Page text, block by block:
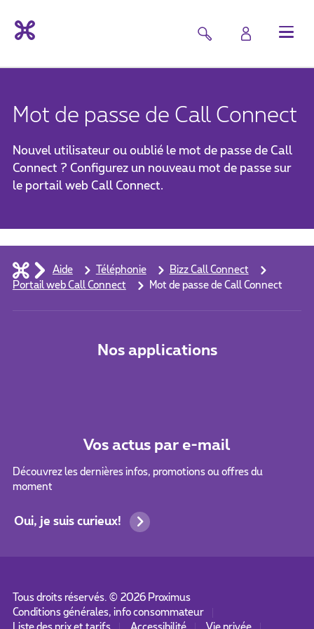
Mot de passe de Call Connect
Nouvel utilisateur ou oublié le mot de passe de Call
Connect ? Configurez un nouveau mot de passe sur
le portail web Call Connect.
Aide Téléphonie
Bizz Call Connect
Portail web Call Connect
Mot de passe de Call Connect
Nos applications
Vos actus par e-mail
Découvrez les dernières infos, promotions ou offres du
moment
Oui, je suis curieux!
Tous droits réservés. © 2026Proximus
Conditions générales, info consommateur